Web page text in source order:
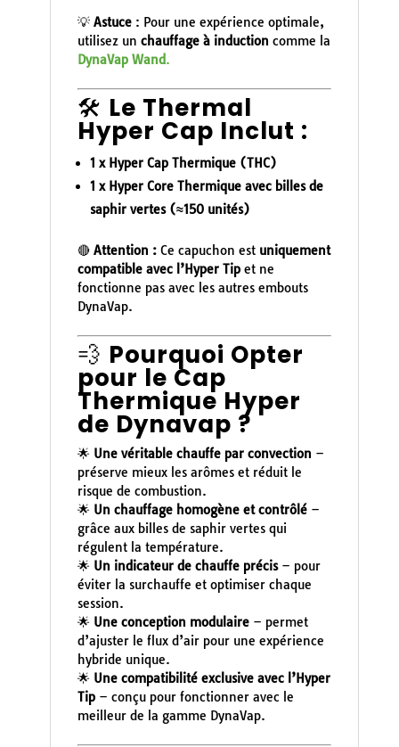
💡 Astuce: Pour une expérience optimale,
utilisez un chauffage à induction comme la
DynaVap Wand.
🛠️ Le Thermal
Hyper Cap Inclut :
1 x Hyper Cap Thermique (THC)
1 x Hyper Core Thermique avec billes de
saphir vertes (≈150 unités)
🔴 Attention :Ce capuchon est uniquement
compatible avec l’Hyper Tipet ne
fonctionne pas avec les autres embouts
DynaVap.
💨 Pourquoi Opter
pour le Cap
Thermique Hyper
de Dynavap ?
🌟 Une véritable chauffe par convection –
préserve mieux les arômes et réduit le
risque de combustion.
🌟 Un chauffage homogène et contrôlé–
grâce aux billes de saphir vertes qui
régulent la température.
🌟 Un indicateur de chauffe précis– pour
éviter la surchauffe et optimiser chaque
session.
🌟 Une conception modulaire– permet
d’ajuster le flux d’air pour une expérience
hybride unique.
🌟 Une compatibilité exclusive avec l’Hyper
Tip– conçu pour fonctionner avec le
meilleur de la gamme DynaVap.